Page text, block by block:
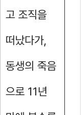
고 조직을
떠났다가,
동생의 죽음
으로 11년